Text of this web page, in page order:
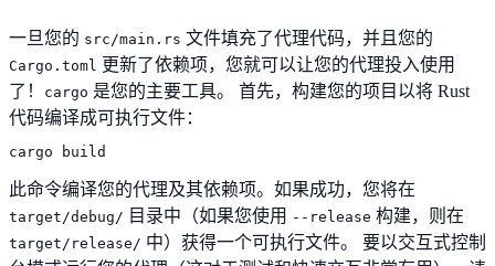
一旦您的 src/main.rs 文件填充了代理代码，并且您的
Cargo.toml 更新了依赖项，您就可以让您的代理投入使用
了！
cargo 是您的主要工具。 首先，构建您的项目以将 Rust
代码编译成可执行文件：
cargo build
此命令编译您的代理及其依赖项。如果成功，您将在
target/debug/ 目录中（如果您使用 --release 构建，则在
target/release/ 中）获得一个可执行文件。 要以交互式控制